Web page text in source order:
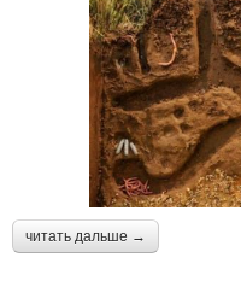
читать дальше →